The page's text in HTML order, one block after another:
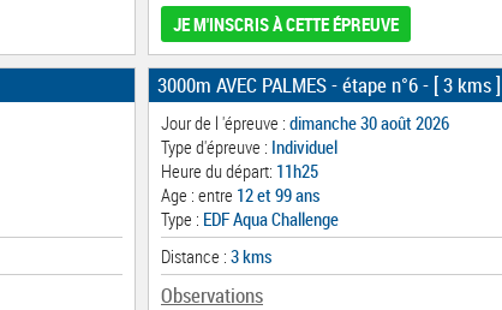
JE M'INSCRIS À CETTE ÉPREUVE
3000m AVEC PALMES - étape n°6- [ 3 kms ]
Jour de l 'épreuve : dimanche 30 août 2026
Type d'épreuve : Individuel
Heure du départ: 11h25
Age : entre 12 et 99 ans
Type : EDF Aqua Challenge
Distance : 3 kms
Observations